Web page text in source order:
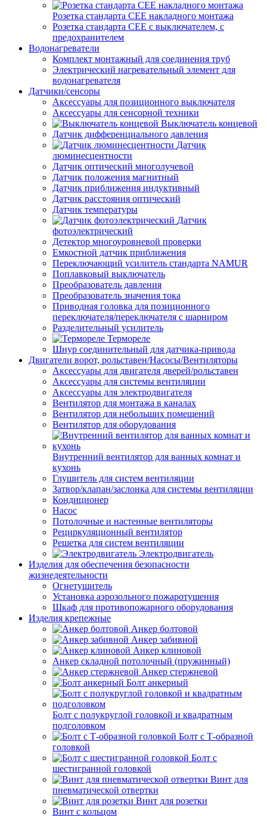
Розетка стандарта СЕЕ накладного монтажа
Розетка стандарта СЕЕ с выключателем, с
предохранителем
Водонагреватели
Комплект монтажный для соединения труб
Электрический нагревательный элемент для
водонагревателя
Датчики/сенсоры
Аксессуары для позиционного выключателя
Аксессуары для сенсорной техники
Выключатель концевой
Датчик дифференциального давления
Датчик
люминесцентности
Датчик оптический многолучевой
Датчик положения магнитный
Датчик приближения индуктивный
Датчик расстояния оптический
Датчик температуры
Датчик
фотоэлектрический
Детектор многоуровневой проверки
Емкостной датчик приближения
Переключающий усилитель стандарта NAMUR
Поплавковый выключатель
Преобразователь давления
Преобразователь значения тока
Приводная головка для позиционного
переключателя/переключателя с шарниром
Разделительный усилитель
Термореле
Шнур соединительный для датчика-привода
Двигатели ворот, рольставен/Насосы/Вентиляторы
Аксессуары для двигателя дверей/рольставен
Аксессуары для системы вентиляции
Аксессуары для электродвигателя
Вентилятор для монтажа в каналах
Вентилятор для небольших помещений
Вентилятор для оборудования
Внутренний вентилятор для ванных комнат и
кухонь
Глушитель для систем вентиляции
Затвор/клапан/заслонка для системы вентиляции
Кондиционер
Насос
Потолочные и настенные вентиляторы
Рециркуляционный вентилятор
Решетка для систем вентиляции
Электродвигатель
Изделия для обеспечения безопасности
жизнедеятельности
Огнетушитель
Установка аэрозольного пожаротушения
Шкаф для противопожарного оборудования
Изделия крепежные
Анкер болтовой
Анкер забивной
Анкер клиновой
Анкер складной потолочный (пружинный)
Анкер стержневой
Болт анкерный
Болт с полукруглой головкой и квадратным
подголовком
Болт с Т-образной
головкой
Болт с
шестигранной головкой
Винт для
пневматической отвертки
Винт для розетки
Винт с кольцом